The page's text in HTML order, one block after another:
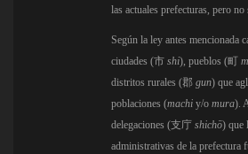
las actuales prefecturas, pero no
Según la ley antes mencionada
ciudades (市 shi), pueblos (町
distritos rurales (郡 gun) que
poblaciones (machi y/o mura).
delegaciones (支庁 shichō) que
administrativas de la prefectura